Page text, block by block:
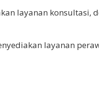
layanan konsultasi,
layanan